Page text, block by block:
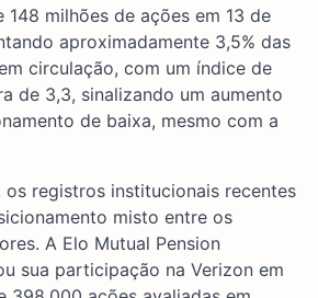
milhões de ações em 13 de
aproximadamente 3,5% das
circulação, com um índice de
de 3,3, sinalizando um aumento
de baixa, mesmo com a
os registros institucionais recentes
misto entre os
A Elo Mutual Pension
sua participação na Verizon em